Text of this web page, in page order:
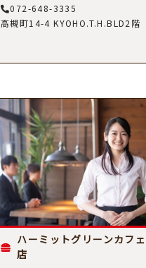
072-648-3335
高槻町14-4 KYOHO.T.H.BLD2階
ハーミットグリーンカフ
店